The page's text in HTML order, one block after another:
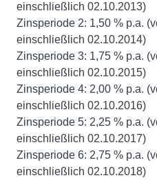
einschließlich 02.10.2013)
Zinsperiode 2: 1,50 % p.a.
einschließlich 02.10.2014)
Zinsperiode 3: 1,75 % p.a.
einschließlich 02.10.2015)
Zinsperiode 4: 2,00 % p.a.
einschließlich 02.10.2016)
Zinsperiode 5: 2,25 % p.a.
einschließlich 02.10.2017)
Zinsperiode 6: 2,75 % p.a.
einschließlich 02.10.2018)